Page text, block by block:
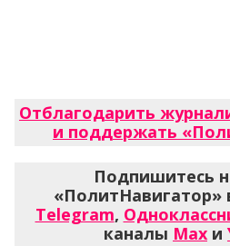
Отблагодарить
и поддержать
Подпишитесь
«ПолитНавигатор»
Telegram,
каналы Max и